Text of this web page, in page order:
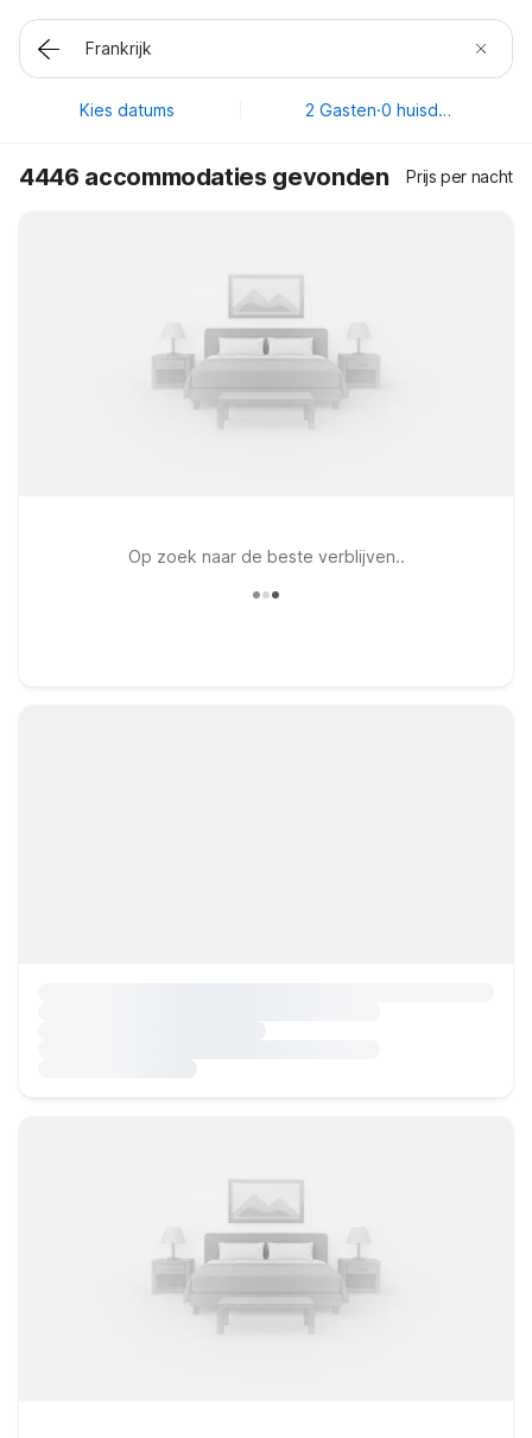
Kies datums 2 Gasten· 0 huisdieren
4446 accommodaties gevonden Prijs per nacht
Op zoek naar de beste verblijven..